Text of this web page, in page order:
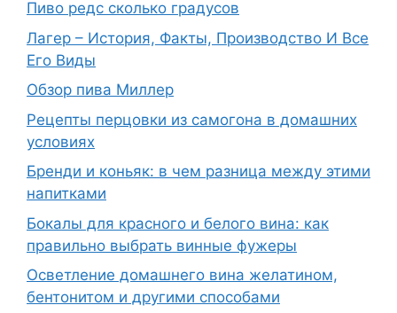
Пиво редс сколько градусов
Лагер – История, Факты, Производство И Все
Его Виды
Обзор пива Миллер
Рецепты перцовки из самогона в домашних
условиях
Бренди и коньяк: в чем разница между этими
напитками
Бокалы для красного и белого вина: как
правильно выбрать винные фужеры
Осветление домашнего вина желатином,
бентонитом и другими способами